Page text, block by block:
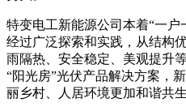
特变电工新能源公司本着“一户
经过广泛探索和实践，从结构
雨隔热、安全稳定、美观提升
“阳光房”光伏产品解决方案，
丽乡村、人居环境更加和谐共生